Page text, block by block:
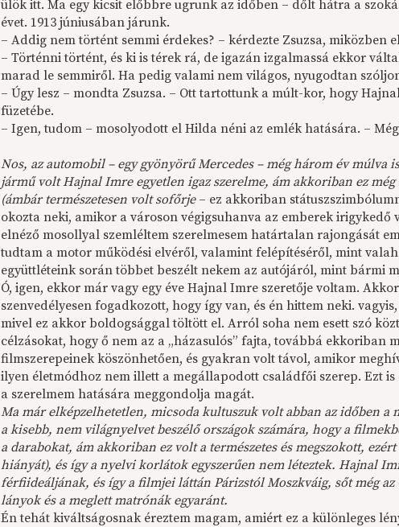
ülök itt. Ma egy kicsit előbbre ugrunk az időben – dőlt hátra a
évet. 1913 júniusában járunk.
– Addig nem történt semmi érdekes? – kérdezte Zsuzsa, miközben
– Történni történt, és ki is térek rá, de igazán izgalmassá ekkor
marad le semmiről. Ha pedig valami nem világos, nyugodtan
– Úgy lesz – mondta Zsuzsa. – Ott tartottunk a múlt-kor, hogy
füzetébe.
– Igen, tudom – mosolyodott el Hilda néni az emlék hatására. –
Nos, az automobil – egy gyönyörű Mercedes – még három év múlva
jármű volt Hajnal Imre egyetlen igaz szerelme, ám akkoriban ez
(ámbár természetesen volt sofőrje– ez akkoriban
okozta neki, amikor a városon végigsuhanva az emberek
elnéző mosollyal szemléltem szerelmesem határtalan rajongását
tudtam a motor működési elvéről, valamint felépítéséről, mint
együttléteink során többet beszélt nekem az autójáról, mint bármi
Ó, igen, ekkor már vagy egy éve Hajnal Imre szeretője voltam.
szenvedélyesen fogadkozott, hogy így van, és én hittem neki.
mivel ez akkor boldogsággal töltött el. Arról soha nem esett szó
célzásokat, hogy ő nem az a „házasulós” fajta, továbbá ekkoriban
filmszerepeinek köszönhetően, és gyakran volt távol, amikor
ilyen életmódhoz nem illett a megállapodott családfői szerep. Ezt
a szerelmem hatására meggondolja magát.
Ma már elképzelhetetlen, micsoda kultuszuk volt abban az időben a
a kisebb, nem világnyelvet beszélő országok számára, hogy a
a darabokat, ám akkoriban ez volt a természetes és megszokott,
hiányát), és így a nyelvi korlátok egyszerűen nem léteztek. Hajnal
férfiideáljának, és így a filmjei láttán Párizstól Moszkváig, sőt még
lányok és a meglett matrónák egyaránt.
Én tehát kiváltságosnak éreztem magam, amiért ez a különleges